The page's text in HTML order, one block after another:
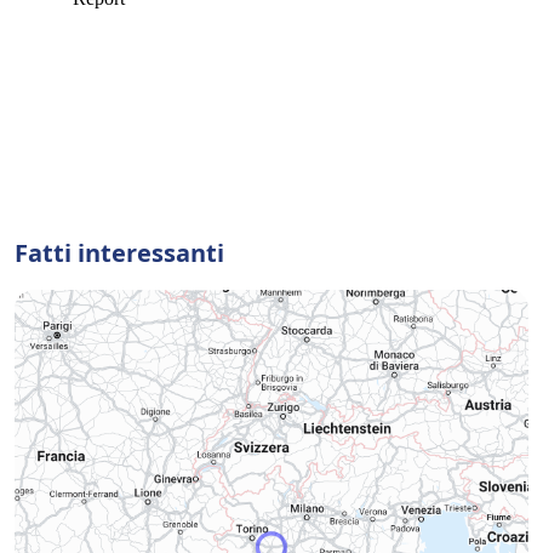
Fatti interessanti